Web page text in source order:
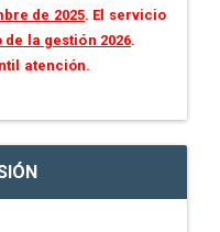
de 2025. El servicio
de la gestión 2026.
atención.